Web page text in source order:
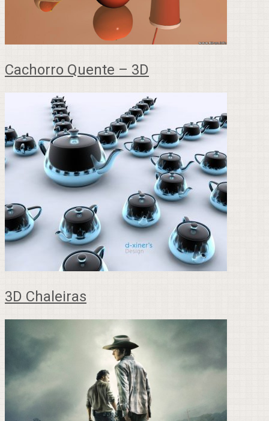
Cachorro Quente – 3D
3D Chaleiras